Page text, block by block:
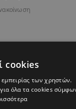
cookies
των χρηστών.
όλα τα cookies